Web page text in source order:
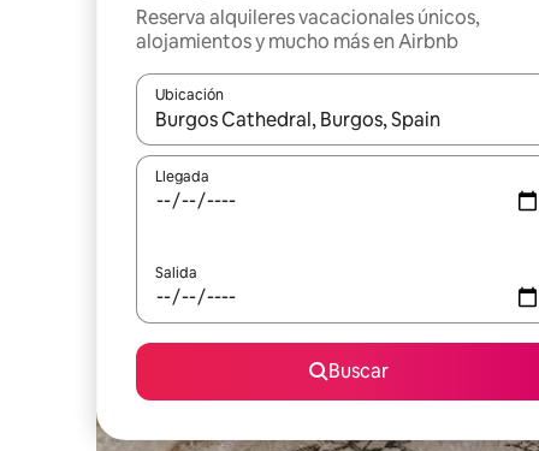
Reserva alquileres vacacionales únicos,
alojamientos y mucho más en Airbnb
Ubicación
Cuando los resultados estén disponibles,
Llegada
Salida
Buscar